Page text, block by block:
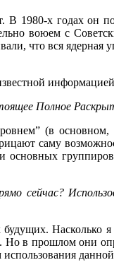
В 1980-х годах он
воюем с
что вся ядерная
Полное
(в основном,
саму
основных
сейчас?
Насколько я
в прошлом они